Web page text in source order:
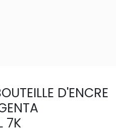
D'ENCRE
7K